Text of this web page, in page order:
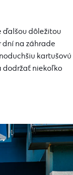
ďalšou dôležitou
dní na záhrade
kartušovú
dodržať niekoľko